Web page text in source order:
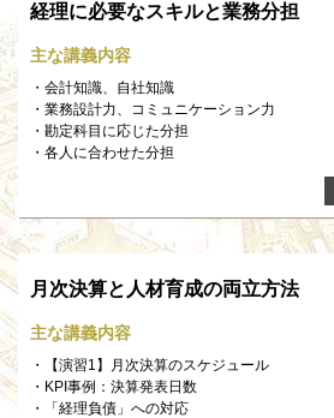
経理に必要なスキルと業務分担
主な講義内容
会計知識、自社知識
業務設計力、コミュニケーション力
勘定科目に応じた分担
各人に合わせた分担
月次決算と人材育成の両立方法
主な講義内容
【演習1】月次決算のスケジュール
KPI事例：決算発表日数
「経理負債」への対応